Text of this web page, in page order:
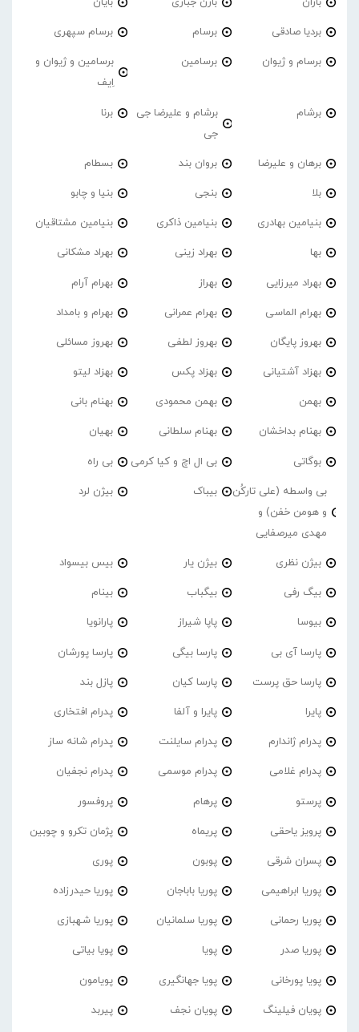
بردیا صادقی برسام برسام سپهری
برسام و ژیوان برسامین
برسامین و ژیوان و
اِیف
برشام
برشام و علیرضا جی
جی
برنا
برهان و علیرضا بروان بند بسطام
بلا بنجی بنیا و چابو
بنیامین بهادری بنیامین ذاکری بنیامین مشتاقیان
بها بهراد زینی بهراد مشکانی
بهراد میرزایی بهراز بهرام آرام
بهرام الماسی بهرام عمرانی بهرام و بامداد
بهروز پایگان بهروز لطفی بهروز مسائلی
بهزاد آشتیانی بهزاد پکس بهزاد لیتو
بهمن بهمن محمودی بهنام بانی
بهنام بداخشان بهنام سلطانی بهیان
بوگاتی بی ال اچ و کیا کرمی بی راه
بی واسطه (علی تارکُن
و هومن خفن) و
مهدی میرصفایی
بیباک بیژن لرد
بیژن نظری بیژن یار بیس بیسواد
بیگ رفی بیگباب بینام
بیوسا پاپا شیراز پارانویا
پارسا آی بی پارسا بیگی پارسا پورشان
پارسا حق پرست پارسا کیان پازل بند
پایرا پایرا و آلفا پدرام افتخاری
پدرام ژاندارم پدرام‌ سایلنت پدرام شانه ساز
پدرام غلامی پدرام موسمی پدرام نجفیان
پرستو پرهام پروفسور
پرویز یاحقی پریماه پژمان تکرو و چوبین
پسران شرقی پوبون پوری
پوریا ابراهیمی پوریا باباجان پوریا حیدرزاده
پوریا رحمانی پوریا سلمانیان پوریا شهبازی
پوریا صدر پویا پویا بیاتی
پویا پورخانی پویا جهانگیری پویامون
پویان فیلینگ پویان نجف پیربد